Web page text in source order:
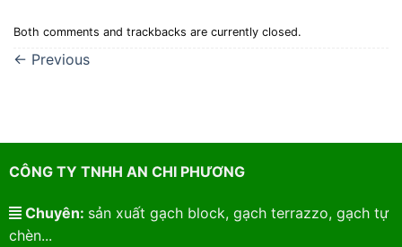
Both comments and trackbacks are currently closed.
← Previous
CÔNG TY TNHH AN CHI PHƯƠNG
Chuyên: sản xuất gạch block, gạch terrazzo, gạch tự
chèn...